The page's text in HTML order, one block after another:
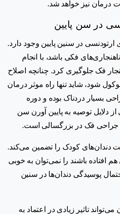
نیز خواهد شد.
در سن پایین
ارتودنسی در سنین پایین وجود دارد.
فکی باشد، با انجام
فک جلوگیری کرد. چنانچه اصلاح
شود، شاید تنها راه موثر درمان
بسیار دردناک بوده و دوره
از دلایل توصیه به پایین آورن سن
جراحی فک در بزرگسالی است.
دندان‌های کودک را تضمین می‌کند.
افتاده باشند را نمی‌توان به خوبی
پوسیدگی دندان‌ها در سنین
تاثیر زیادی در اعتماد به